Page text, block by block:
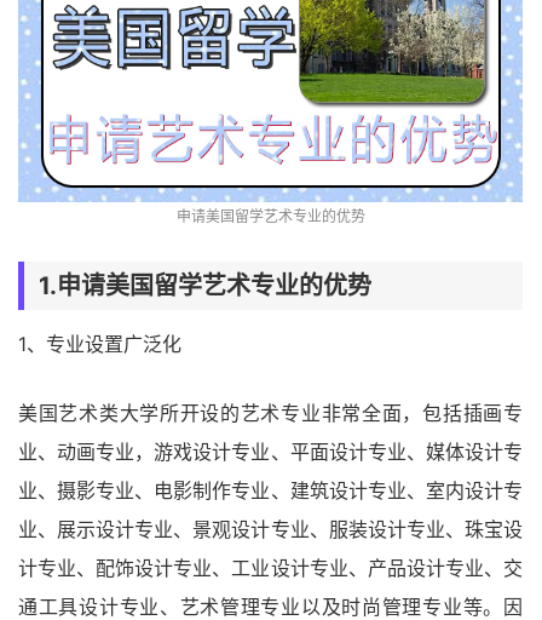
申请美国留学艺术专业的优势
1.申请美国留学艺术专业的优势
1、专业设置广泛化
美国艺术类大学所开设的艺术专业非常全面，包括插画专
业、动画专业，游戏设计专业、平面设计专业、媒体设计专
业、摄影专业、电影制作专业、建筑设计专业、室内设计专
业、展示设计专业、景观设计专业、服装设计专业、珠宝设
计专业、配饰设计专业、工业设计专业、产品设计专业、交
通工具设计专业、艺术管理专业以及时尚管理专业等。因